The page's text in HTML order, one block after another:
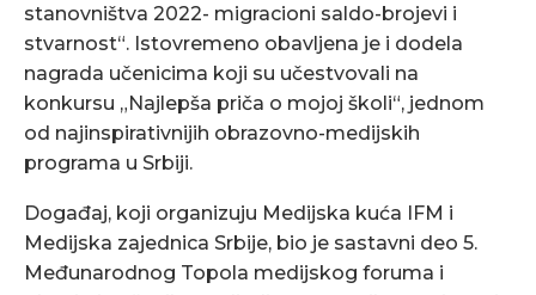
stanovništva 2022- migracioni saldo-brojevi i
stvarnost“. Istovremeno obavljena je i dodela
nagrada učenicima koji su učestvovali na
konkursu „Najlepša priča o mojoj školi“, jednom
od najinspirativnijih obrazovno-medijskih
programa u Srbiji.
Događaj, koji organizuju Medijska kuća IFM i
Medijska zajednica Srbije, bio je sastavni deo 5.
Međunarodnog Topola medijskog foruma i